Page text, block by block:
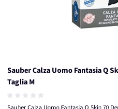
Sauber Calza Uomo Fantasia Q
Taglia M